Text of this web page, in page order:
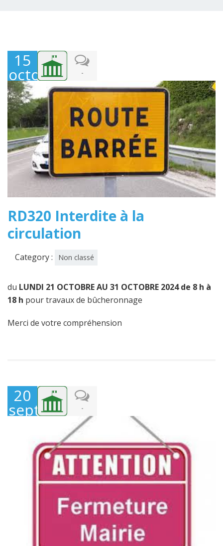
15
octobre
2024
-
RD320 Interdite à la
circulation
Category : Non classé
du LUNDI 21 OCTOBRE AU 31 OCTOBRE 2024 de 8 h à
18 h pour travaux de bûcheronnage
Merci de votre compréhension
20
septembre-